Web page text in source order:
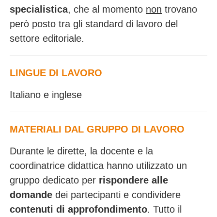
specialistica, che al momento non trovano
però posto tra gli standard di lavoro del
settore editoriale.
LINGUE DI LAVORO
Italiano e inglese
MATERIALI DAL GRUPPO DI LAVORO
Durante le dirette, la docente e la
coordinatrice didattica hanno utilizzato un
gruppo dedicato per rispondere alle
domande dei partecipanti e condividere
contenuti di approfondimento. Tutto il